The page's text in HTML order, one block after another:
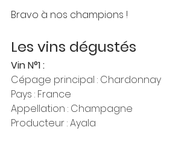
Bravo à nos champions !
Les vins dégustés
Vin N°1 :
Cépage principal : Chardonnay
Pays : France
Appellation : Champagne
Producteur : Ayala